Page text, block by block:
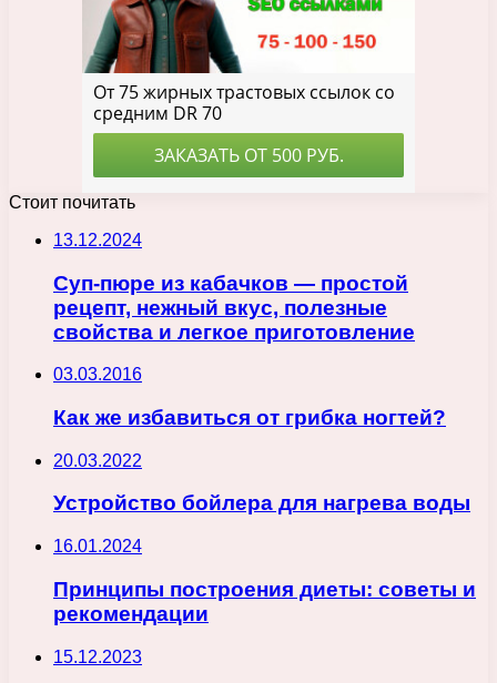
Стоит почитать
13.12.2024
Суп-пюре из кабачков — простой
рецепт, нежный вкус, полезные
свойства и легкое приготовление
03.03.2016
Как же избавиться от грибка ногтей?
20.03.2022
Устройство бойлера для нагрева воды
16.01.2024
Принципы построения диеты: советы и
рекомендации
15.12.2023